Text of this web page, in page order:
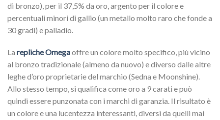
di bronzo), per il 37,5% da oro, argento per il colore e
percentuali minori di gallio (un metallo molto raro che fonde a
30 gradi) e palladio.
La repliche Omegaoffre un colore molto specifico, più vicino
al bronzo tradizionale (almeno da nuovo) e diverso dalle altre
leghe d’oro proprietarie del marchio (Sedna e Moonshine).
Allo stesso tempo, si qualifica come oro a 9 carati e può
quindi essere punzonata con i marchi di garanzia. Il risultato è
un colore e una lucentezza interessanti, diversi da quelli mai